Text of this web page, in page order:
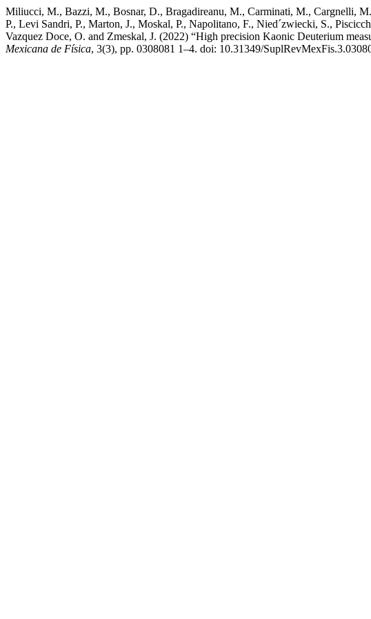
Miliucci, M., Bazzi, M., Bosnar, D., Bragadireanu, M., Carminati, M., Cargnelli,
P., Levi Sandri, P., Marton, J., Moskal, P., Napolitano, F., Nied´zwiecki, S.,
Vazquez Doce, O. and Zmeskal, J. (2022) “High precision Kaonic Deuterium
Mexicana de Física, 3(3), pp. 0308081 1–4. doi: 10.31349/